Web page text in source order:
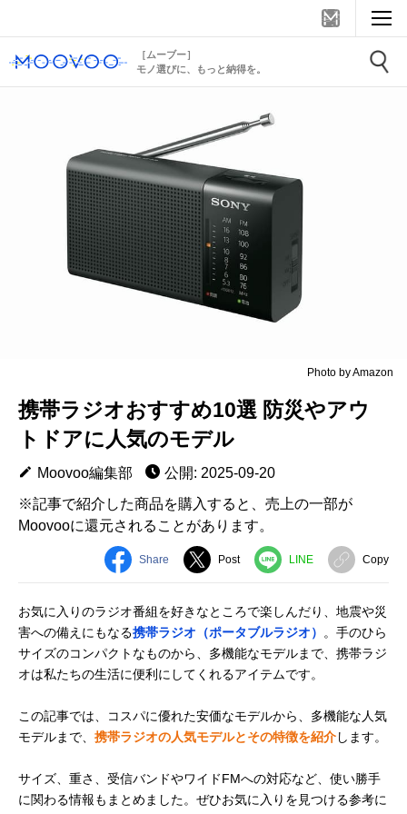
［ムーブー］
モノ選びに、もっと納得を。
Photo by Amazon
携帯ラジオおすすめ10選 防災やアウ
トドアに人気のモデル
Moovoo編集部
公開: 2025-09-20
※記事で紹介した商品を購入すると、売上の一部が
Moovooに還元されることがあります。
Share Post LINE Copy
お気に入りのラジオ番組を好きなところで楽しんだり、地震や災
害への備えにもなる携帯ラジオ（ポータブルラジオ）
。手のひら
サイズのコンパクトなものから、多機能なモデルまで、携帯ラジ
オは私たちの生活に便利にしてくれるアイテムです。
この記事では、コスパに優れた安価なモデルから、多機能な人気
モデルまで、 携帯ラジオの人気モデルとその特徴を紹介します。
サイズ、重さ、受信バンドやワイドFMへの対応など、使い勝手
に関わる情報もまとめました。ぜひお気に入りを見つける参考に